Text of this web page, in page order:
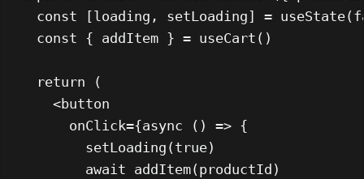
const [loading, setLoading] = useState(
const { addItem } = useCart ()
return (
<button
onClick={async () => {
        setLoading(true)
        await addItem(productId)